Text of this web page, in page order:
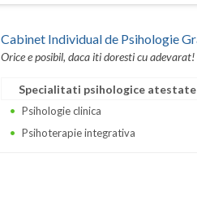
Cabinet Individual de Psihologie
Orice e posibil, daca iti doresti cu adevarat!
Specialitati psihologice atestate
Psihologie clinica
Psihoterapie integrativa